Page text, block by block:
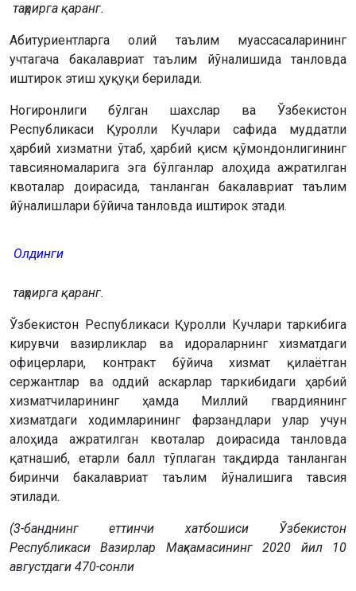
таҳрирга қаранг.
Абитуриентларга олий таълим муассасаларининг
учтагача бакалавриат таълим йўналишида танловда
иштирок этиш ҳуқуқи берилади.
Ногиронлиги бўлган шахслар ва Ўзбекистон
Республикаси Қуролли Кучлари сафида муддатли
ҳарбий хизматни ўтаб, ҳарбий қисм қўмондонлигининг
тавсияномаларига эга бўлганлар алоҳида ажратилган
квоталар доирасида, танланган бакалавриат таълим
йўналишлари бўйича танловда иштирок этади.
Олдинги
таҳрирга қаранг.
Ўзбекистон Республикаси Қуролли Кучлари таркибига
кирувчи вазирликлар ва идораларнинг хизматдаги
офицерлари, контракт бўйича хизмат қилаётган
сержантлар ва оддий аскарлар таркибидаги ҳарбий
хизматчиларининг ҳамда Миллий гвардиянинг
хизматдаги ходимларининг фарзандлари улар учун
алоҳида ажратилган квоталар доирасида танловда
қатнашиб, етарли балл тўплаган тақдирда танланган
биринчи бакалавриат таълим йўналишига тавсия
этилади.
(3-банднинг еттинчи хатбошиси Ўзбекистон
Республикаси Вазирлар Маҳкамасининг 2020 йил 10
августдаги 470-сонли